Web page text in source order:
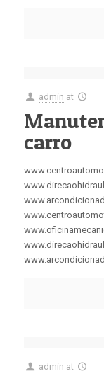
admin at
carro
admin at